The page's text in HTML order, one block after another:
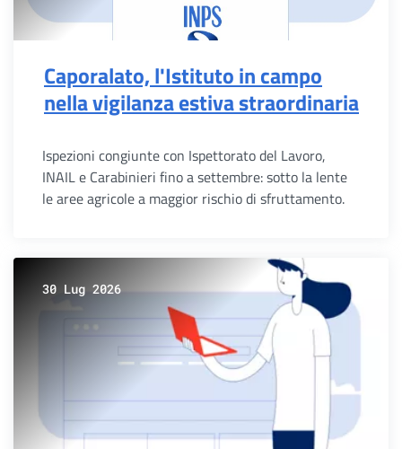
Caporalato, l'Istituto in campo
nella vigilanza estiva straordinaria
Ispezioni congiunte con Ispettorato del Lavoro,
INAIL e Carabinieri fino a settembre: sotto la lente
le aree agricole a maggior rischio di sfruttamento.
30 Lug 2026